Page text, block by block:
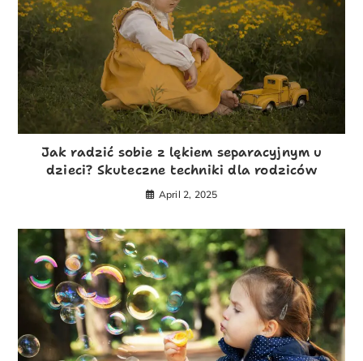
Jak radzić sobie z lękiem separacyjnym u
dzieci? Skuteczne techniki dla rodziców
April 2, 2025